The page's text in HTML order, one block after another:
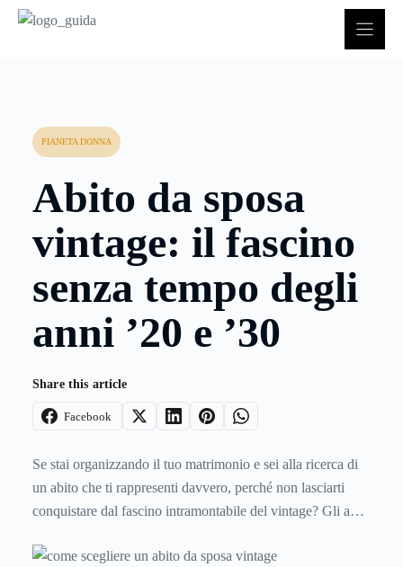
PIANETA DONNA
Abito da sposa
vintage: il fascino
senza tempo degli
anni ’20 e ’30
Share this article
Facebook
Se stai organizzando il tuo matrimonio e sei alla ricerca di
un abito che ti rappresenti davvero, perché non lasciarti
conquistare dal fascino intramontabile del vintage? Gli abiti
elegante e sempre più apprezzata da chi desidera qualcosa